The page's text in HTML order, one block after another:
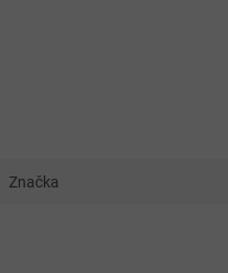
Značka